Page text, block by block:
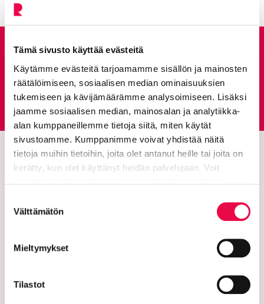
Tämä sivusto käyttää evästeitä
Käytämme evästeitä tarjoamamme sisällön ja mainosten
räätälöimiseen, sosiaalisen median ominaisuuksien
tukemiseen ja kävijämäärämme analysoimiseen. Lisäksi
jaamme sosiaalisen median, mainosalan ja analytiikka-
alan kumppaneillemme tietoja siitä, miten käytät
sivustoamme. Kumppanimme voivat yhdistää näitä
tietoja muihin tietoihin, joita olet antanut heille tai joita on
kerätty, kun olet käyttänyt heidän palvelujaan. Voit
valinta
Välttämätön
Mieltymykset
Tilastot
Anna palautetta
Palautepalvelu
Siirtyy ulkoiselle
Riihimäen kaupunki